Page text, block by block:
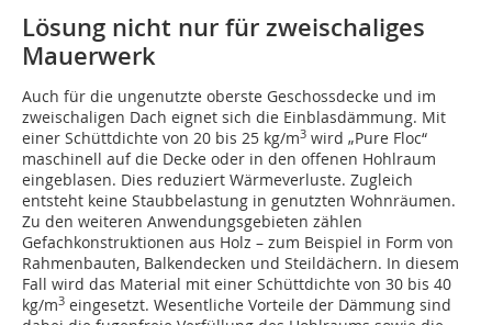
Lösung nicht nur für zweischaliges
Mauerwerk
Auch für die ungenutzte oberste Geschossdecke und im
zweischaligen Dach eignet sich die Einblasdämmung. Mit
einer Schüttdichte von 20 bis 25 kg/m3 wird „Pure Floc“
maschinell auf die Decke oder in den offenen Hohlraum
eingeblasen. Dies reduziert Wärme­verluste. Zugleich
entsteht keine Staubbelastung in genutzten Wohnräumen.
Zu den weiteren Anwendungs­gebieten zählen
Gefachkonstruktionen aus Holz – zum Beispiel in Form von
Rahmenbauten, Balkendecken und Steildächern. In diesem
Fall wird das Material mit einer Schüttdichte von 30 bis 40
kg/m3 eingesetzt. Wesentliche Vorteile der Dämmung sind